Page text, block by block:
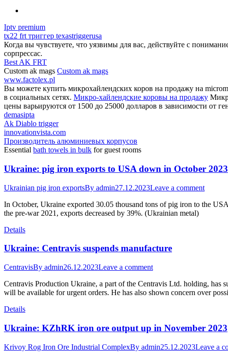
Iptv premium
tx22 frt триггер texastriggerusa
Когда вы чувствуете, что уязвимы для вас, действуйте с
сорпрессас.
Best AK FRT
Custom ak mags Custom ak mags
www.factolex.pl
Вы можете купить микрохайлендских коров на продажу на
в социальных сетях. Микро-хайлендские коровы на продажу
цены варьируются от 1500 до 25000 долларов в зависимости от
demasipta
Ak Diablo trigger
innovationvista.com
Производитель алюминиевых корпусов
Essential bath towels in bulk for guest rooms
Ukraine: pig iron exports to USA down in October 2023
Ukrainian pig iron exportsBy admin27.12.2023Leave a comment
In October, Ukraine exported 30.05 thousand tons of pig iron to the
the pre-war 2021, exports decreased by 39%. (Ukrainian metal)
Details
Ukraine: Centravis suspends manufacture
CentravisBy admin26.12.2023Leave a comment
Centravis Production Ukraine, a part of the Centravis Ltd. holding, has
will be available for urgent orders. He has also shown concern over
Details
Ukraine: KZhRK iron ore output up in November 2023
Krivoy Rog Iron Ore Industrial ComplexBy admin25.12.2023Leave a